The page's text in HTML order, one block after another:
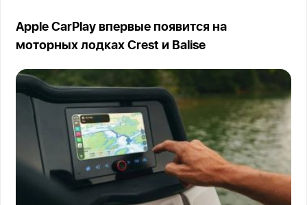
Apple CarPlay впервые появится на
моторных лодках Crest и Balise